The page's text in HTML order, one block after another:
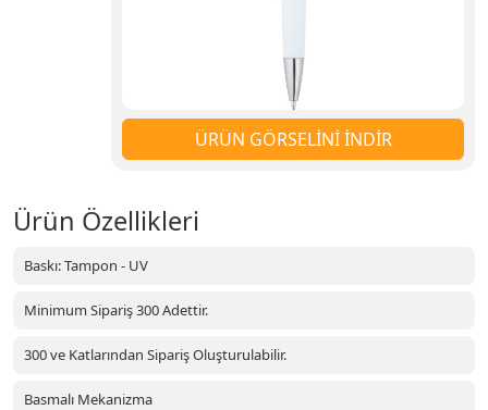
ÜRÜN GÖRSELİNİ İNDİR
Ürün Özellikleri
Baskı: Tampon - UV
Minimum Sipariş 300 Adettir.
300 ve Katlarından Sipariş Oluşturulabilir.
Basmalı Mekanizma